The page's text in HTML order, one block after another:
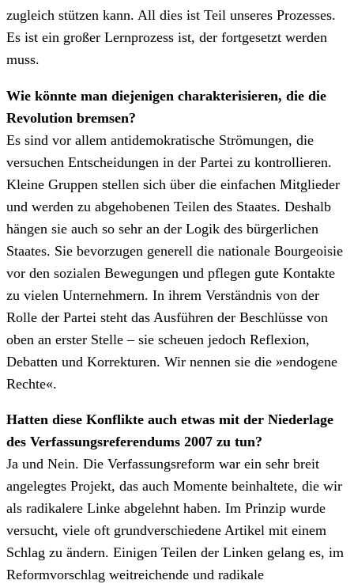
zugleich stützen kann. All dies ist Teil unseres Prozesses.
Es ist ein großer Lernprozess ist, der fortgesetzt werden
muss.
Wie könnte man diejenigen charakterisieren, die die
Revolution bremsen?
Es sind vor allem antidemokratische Strömungen, die
versuchen Entscheidungen in der Partei zu kontrollieren.
Kleine Gruppen stellen sich über die einfachen Mitglieder
und werden zu abgehobenen Teilen des Staates. Deshalb
hängen sie auch so sehr an der Logik des bürgerlichen
Staates. Sie bevorzugen generell die nationale Bourgeoisie
vor den sozialen Bewegungen und pflegen gute Kontakte
zu vielen Unternehmern. In ihrem Verständnis von der
Rolle der Partei steht das Ausführen der Beschlüsse von
oben an erster Stelle – sie scheuen jedoch Reflexion,
Debatten und Korrekturen. Wir nennen sie die »endogene
Rechte«.
Hatten diese Konflikte auch etwas mit der Niederlage
des Verfassungsreferendums 2007 zu tun?
Ja und Nein. Die Verfassungsreform war ein sehr breit
angelegtes Projekt, das auch Momente beinhaltete, die wir
als radikalere Linke abgelehnt haben. Im Prinzip wurde
versucht, viele oft grundverschiedene Artikel mit einem
Schlag zu ändern. Einigen Teilen der Linken gelang es, im
Reformvorschlag weitreichende und radikale